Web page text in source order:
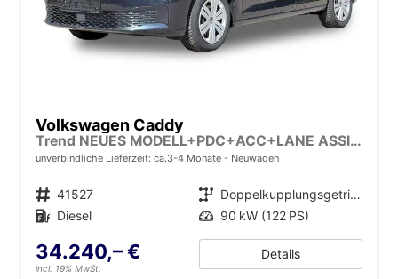
Volkswagen Caddy
Trend NEUES MODELL+PDC+ACC+LANE ASSIST
unverbindliche Lieferzeit: ca.3-4 Monate Neuwagen
Fahrzeugnr. 41527 Getriebe
Doppelkupplungsgetriebe (DSG)
Kraftstoff Diesel Leistung 90 kW (122 PS)
34.240,– €
incl. 19% MwSt.
Details